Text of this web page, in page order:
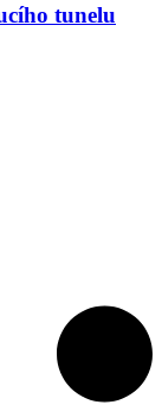
tunelu